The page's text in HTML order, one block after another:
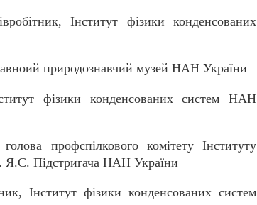
Інститут фізики конденсованих
природознавчий музей НАН України
фізики конденсованих систем НАН
профспілкового комітету Інституту
Я.С. Підстригача НАН України
Інститут фізики конденсованих систем